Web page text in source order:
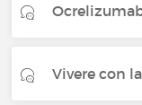
Vivere con